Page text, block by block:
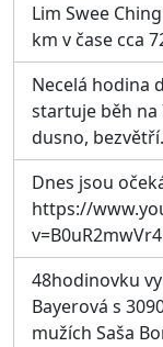
Lim Swee
km v čase cca
Necelá hodina
startuje běh na
dusno, bezvětří.
Dnes jsou
https://
48hodinovku
Bayerová s
mužích Saša